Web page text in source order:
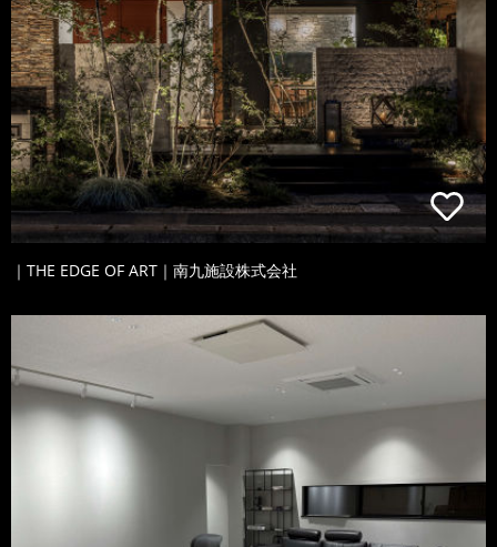
｜THE EDGE OF ART｜南九施設株式会社